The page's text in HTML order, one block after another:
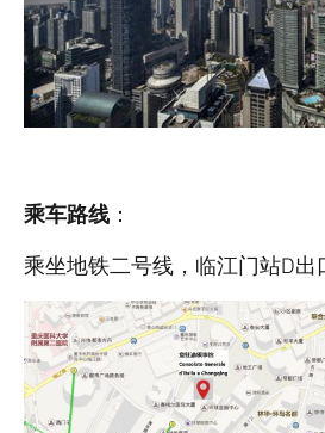
乘车路线 ：
乘坐地铁二号线，临江门站D出